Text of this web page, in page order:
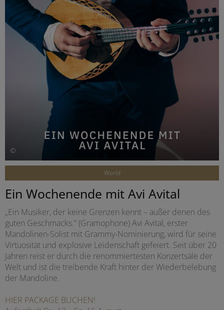
©
World
Ein Wochenende mit Avi Avital
„Ein Musiker, der keine Grenzen kennt – außer denen des
guten Geschmacks.“ (Gramophone) Avi Avital, erster
Mandolinen-Solist mit Grammy-Nominierung, wird für seine
Virtuosität und explosive Leidenschaft gefeiert. Seit über 20
Jahren reist er durch die renommiertesten Konzertsäle der
Welt und ist die treibende Kraft hinter der Wiederbelebung
der Mandoline.
HIER PACKAGE BUCHEN!